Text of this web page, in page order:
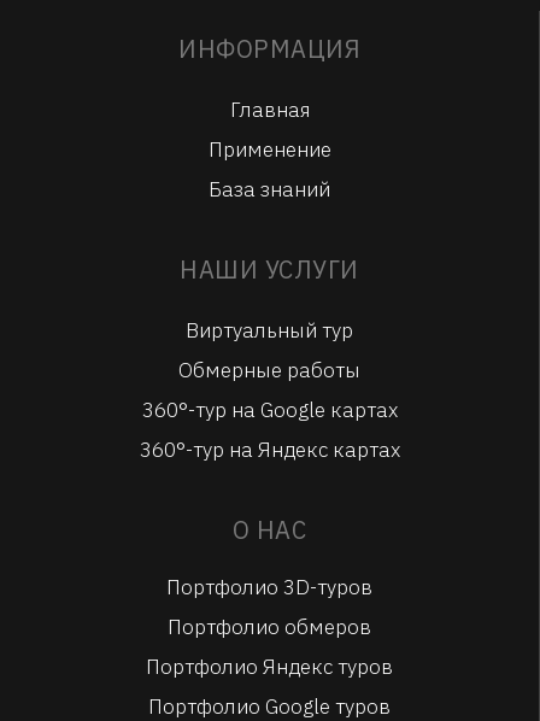
ИНФОРМАЦИЯ
Главная
Применение
База знаний
НАШИ УСЛУГИ
Виртуальный тур
Обмерные работы
360°-тур на Google картах
360°-тур на Яндекс картах
О НАС
Портфолио 3D-туров
Портфолио обмеров
Портфолио Яндекс туров
Портфолио Google туров